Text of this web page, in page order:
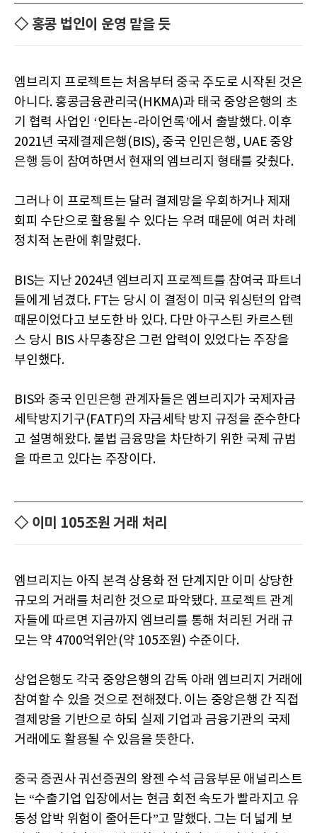
◇ 홍콩 법인이 운영 맡을 듯
엠브리지 프로젝트는 처음부터 중국 주도로 시작된 것은
아니다. 홍콩금융관리국(HKMA)과 태국 중앙은행의 초
기 협력 사업인 ‘인타논-라이언록’에서 출발했다. 이후
2021년 국제결제은행(BIS), 중국 인민은행, UAE 중앙
은행 등이 참여하면서 현재의 엠브리지 형태를 갖췄다.
그러나 이 프로젝트는 달러 결제망을 우회하거나 제재
회피 수단으로 활용될 수 있다는 우려 때문에 여러 차례
정치적 논란에 휘말렸다.
BIS는 지난 2024년 엠브리지 프로젝트를 참여국 파트너
들에게 넘겼다. FT는 당시 이 결정이 미국 워싱턴의 압력
때문이었다고 보도한 바 있다. 다만 아구스틴 카르스텐
스 당시 BIS 사무총장은 그런 압력이 있었다는 주장을
부인했다.
BIS와 중국 인민은행 관계자들은 엠브리지가 국제자금
세탁방지기구(FATF)의 자금세탁 방지 규정을 준수한다
고 설명해왔다. 불법 금융망을 차단하기 위한 국제 규범
을 따르고 있다는 주장이다.
◇ 이미 105조원 거래 처리
엠브리지는 아직 본격 상용화 전 단계지만 이미 상당한
규모의 거래를 처리한 것으로 파악됐다. 프로젝트 관계
자들에 따르면 지금까지 엠브리를 통해 처리된 거래 규
모는 약 4700억위안(약 105조원) 수준이다.
상업은행도 각국 중앙은행의 감독 아래 엠브리지 거래에
참여할 수 있을 것으로 전해졌다. 이는 중앙은행 간 직접
결제망을 기반으로 하되 실제 기업과 금융기관의 국제
거래에도 활용될 수 있음을 뜻한다.
중국 증권사 궈선증권의 왕젠 수석 금융부문 애널리스트
는 “수출기업 입장에서는 현금 회전 속도가 빨라지고 유
동성 압박 위험이 줄어든다”고 말했다. 그는 더 넓게 보